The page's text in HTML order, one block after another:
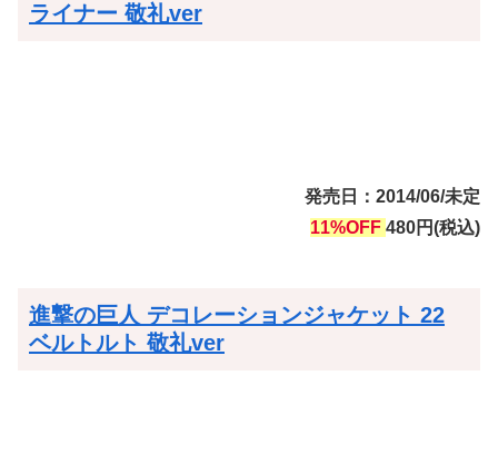
ライナー 敬礼ver
発売日：2014/06/未定
11%OFF 480円(税込)
進撃の巨人 デコレーションジャケット 22
ベルトルト 敬礼ver